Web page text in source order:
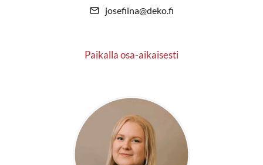
josefiina@deko.fi
Paikalla osa-aikaisesti